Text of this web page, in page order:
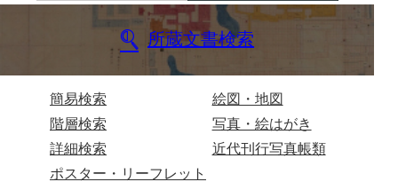
所蔵文書検索
簡易検索
階層検索
詳細検索
絵図・地図
写真・絵はがき
近代刊行写真帳類
ポスター・リーフレット